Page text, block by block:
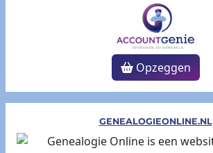
Opzeggen
GENEALOGIEONLINE.NL